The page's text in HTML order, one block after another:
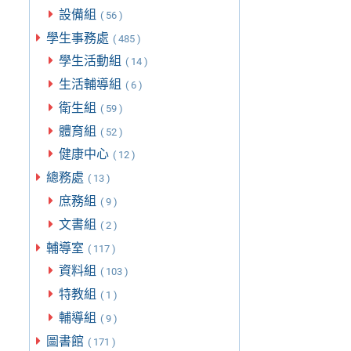
設備組 ( 56 )
學生事務處 ( 485 )
學生活動組 ( 14 )
生活輔導組 ( 6 )
衛生組 ( 59 )
體育組 ( 52 )
健康中心 ( 12 )
總務處 ( 13 )
庶務組 ( 9 )
文書組 ( 2 )
輔導室 ( 117 )
資料組 ( 103 )
特教組 ( 1 )
輔導組 ( 9 )
圖書館 ( 171 )